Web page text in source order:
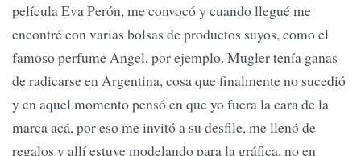
película Eva Perón, me convocó y cuando llegué me
encontré con varias bolsas de productos suyos, como el
famoso perfume Angel, por ejemplo. Mugler tenía ganas
de radicarse en Argentina, cosa que finalmente no sucedió
y en aquel momento pensó en que yo fuera la cara de la
marca acá, por eso me invitó a su desfile, me llenó de
regalos y allí estuve modelando para la gráfica, no en